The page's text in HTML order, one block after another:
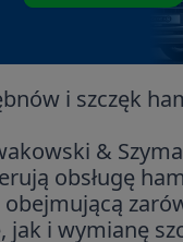
i szczęk
&
obsługę
jak i wymianę